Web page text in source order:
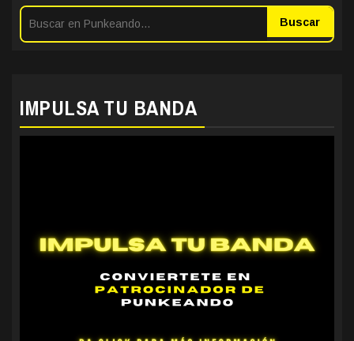
Buscar
IMPULSA TU BANDA